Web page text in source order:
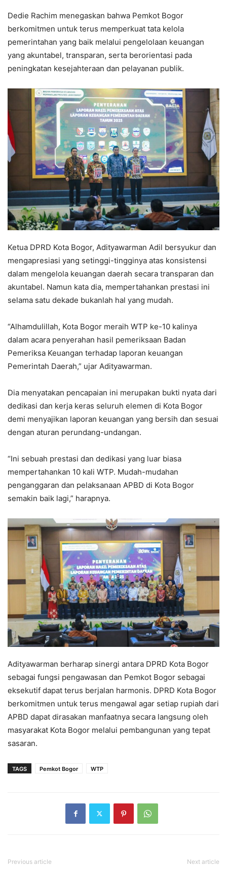
Dedie Rachim menegaskan bahwa Pemkot Bogor
berkomitmen untuk terus memperkuat tata kelola
pemerintahan yang baik melalui pengelolaan keuangan
yang akuntabel, transparan, serta berorientasi pada
peningkatan kesejahteraan dan pelayanan publik.
Ketua DPRD Kota Bogor, Adityawarman Adil bersyukur dan
mengapresiasi yang setinggi-tingginya atas konsistensi
dalam mengelola keuangan daerah secara transparan dan
akuntabel. Namun kata dia, mempertahankan prestasi ini
selama satu dekade bukanlah hal yang mudah.
“Alhamdulillah, Kota Bogor meraih WTP ke-10 kalinya
dalam acara penyerahan hasil pemeriksaan Badan
Pemeriksa Keuangan terhadap laporan keuangan
Pemerintah Daerah,” ujar Adityawarman.
Dia menyatakan pencapaian ini merupakan bukti nyata dari
dedikasi dan kerja keras seluruh elemen di Kota Bogor
demi menyajikan laporan keuangan yang bersih dan sesuai
dengan aturan perundang-undangan.
“Ini sebuah prestasi dan dedikasi yang luar biasa
mempertahankan 10 kali WTP. Mudah-mudahan
penganggaran dan pelaksanaan APBD di Kota Bogor
semakin baik lagi,” harapnya.
Adityawarman berharap sinergi antara DPRD Kota Bogor
sebagai fungsi pengawasan dan Pemkot Bogor sebagai
eksekutif dapat terus berjalan harmonis. DPRD Kota Bogor
berkomitmen untuk terus mengawal agar setiap rupiah dari
APBD dapat dirasakan manfaatnya secara langsung oleh
masyarakat Kota Bogor melalui pembangunan yang tepat
sasaran.
TAGS Pemkot Bogor WTP
Previous article Next article